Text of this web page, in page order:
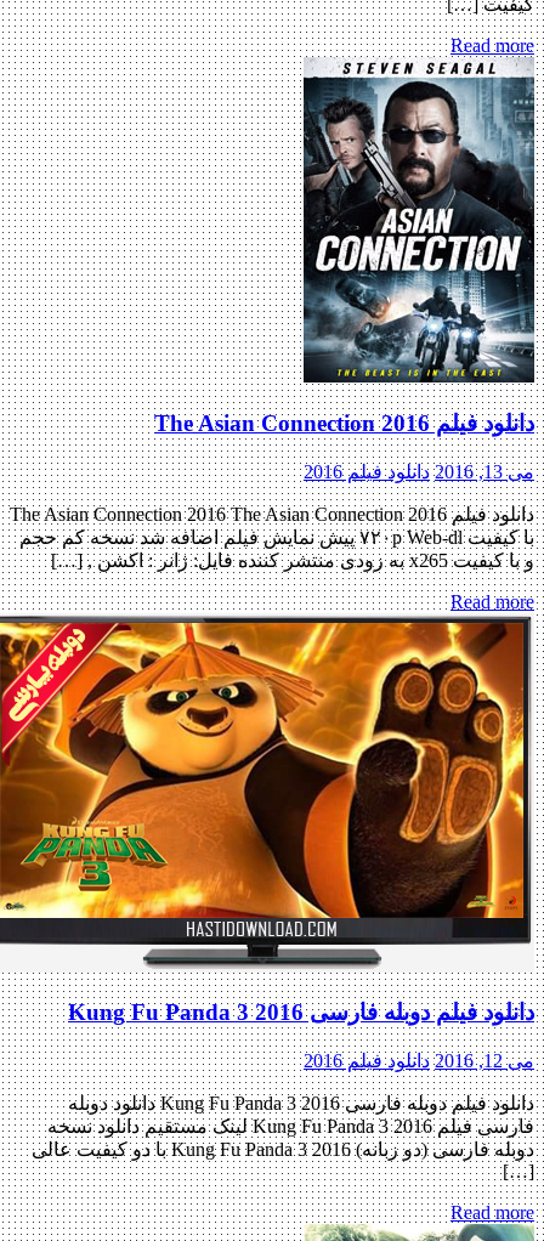
کیفیت […]
Read more
دانلود فیلم The Asian Connection 2016
می 13, 2016 دانلود فیلم 2016
دانلود فیلم The Asian Connection 2016 The Asian Connection 2016
با کیفیت ۷۲۰p Web-dl پیش نمایش فیلم اضافه شد نسخه کم حجم
و با کیفیت x265 به زودی منتشر کننده فایل: ژانر : اکشن , […]
Read more
دانلود فیلم دوبله فارسی Kung Fu Panda 3 2016
می 12, 2016 دانلود فیلم 2016
دانلود فیلم دوبله فارسی Kung Fu Panda 3 2016 دانلود دوبله
فارسی فیلم Kung Fu Panda 3 2016 لینک مستقیم دانلود نسخه
دوبله فارسی (دو زبانه) Kung Fu Panda 3 2016 با دو کیفیت عالی
[…]
Read more